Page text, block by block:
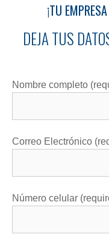
¡TU
DEJA TUS
Nombre completo
Correo Electrónico
Número celular